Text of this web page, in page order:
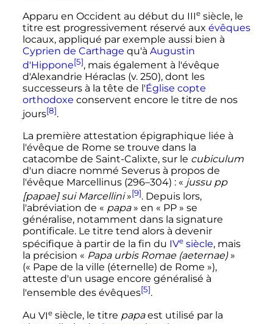
Apparu en Occident au début du IIIe siècle, le
titre est progressivement réservé aux évêques
locaux, appliqué par exemple aussi bien à
Cyprien de Carthage qu'à Augustin
d'Hippone[5], mais également à l'évêque
d'Alexandrie Héraclas (v. 250), dont les
successeurs à la tête de l'Église copte
orthodoxe conservent encore le titre de nos
jours[8].
La première attestation épigraphique liée à
l'évêque de Rome se trouve dans la
catacombe de Saint-Calixte, sur le cubiculum
d'un diacre nommé Severus à propos de
l'évêque Marcellinus (296–304) : « jussu pp
[papae] sui Marcellini »[9]. Depuis lors,
l'abréviation de « papa » en « PP » se
généralise, notamment dans la signature
pontificale. Le titre tend alors à devenir
spécifique à partir de la fin du IVesiècle, mais
la précision « Papa urbis Romae (aeternae) »
(« Pape de la ville (éternelle) de Rome »),
atteste d'un usage encore généralisé à
l'ensemble des évêques[5].
Au VIe siècle, le titre papaest utilisé par la